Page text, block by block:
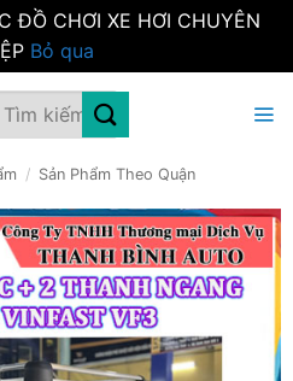
ĐỒ CHƠI XE HƠI CHUYÊN
Bỏ qua
/ Sản Phẩm Theo Quận